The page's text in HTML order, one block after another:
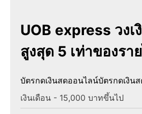
UOB express วง
สูงสุด 5 เท่าของรา
บัตรกดเงินสดออนไลน์บัตรกดเงิน
เงินเดือน - 15,000 บาทขึ้นไป